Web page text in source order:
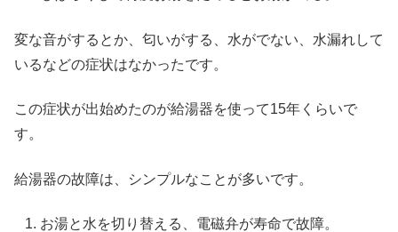
変な音がするとか、匂いがする、水がでない、水漏れして
いるなどの症状はなかったです。
この症状が出始めたのが給湯器を使って15年くらいで
す。
給湯器の故障は、シンプルなことが多いです。
お湯と水を切り替える、電磁弁が寿命で故障。